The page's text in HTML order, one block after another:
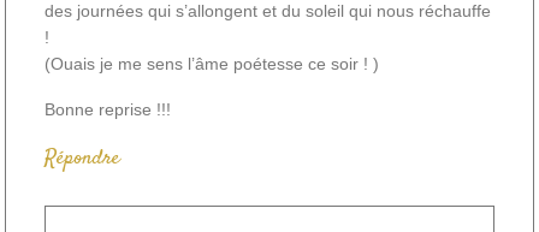
des journées qui s’allongent et du soleil qui nous réchauffe
!
(Ouais je me sens l’âme poétesse ce soir ! )
Bonne reprise !!!
Répondre